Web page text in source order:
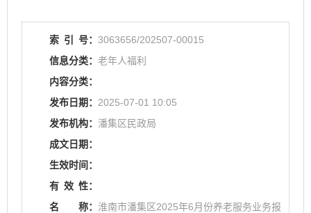
索 引 号： 3063656/202507-00015
信息分类： 老年人福利
内容分类：
发布日期： 2025-07-01 10:05
发布机构： 潘集区民政局
成文日期：
生效时间：
有 效 性：
名
称： 淮南市潘集区2025年6月份养老服务业务报